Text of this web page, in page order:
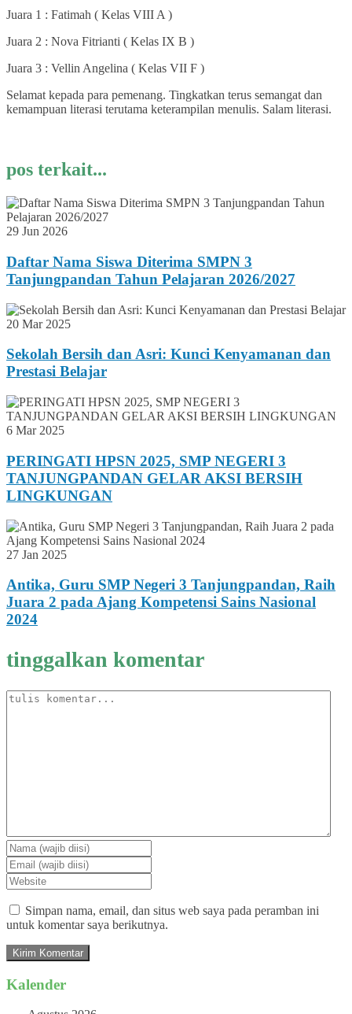
Juara 1 : Fatimah ( Kelas VIII A )
Juara 2 : Nova Fitrianti ( Kelas IX B )
Juara 3 : Vellin Angelina ( Kelas VII F )
Selamat kepada para pemenang. Tingkatkan terus semangat dan
kemampuan literasi terutama keterampilan menulis. Salam literasi.
pos terkait...
29 Jun 2026
Daftar Nama Siswa Diterima SMPN 3
Tanjungpandan Tahun Pelajaran 2026/2027
20 Mar 2025
Sekolah Bersih dan Asri: Kunci Kenyamanan dan
Prestasi Belajar
6 Mar 2025
PERINGATI HPSN 2025, SMP NEGERI 3
TANJUNGPANDAN GELAR AKSI BERSIH
LINGKUNGAN
27 Jan 2025
Antika, Guru SMP Negeri 3 Tanjungpandan, Raih
Juara 2 pada Ajang Kompetensi Sains Nasional
2024
tinggalkan komentar
Simpan nama, email, dan situs web saya pada peramban ini
untuk komentar saya berikutnya.
Kalender